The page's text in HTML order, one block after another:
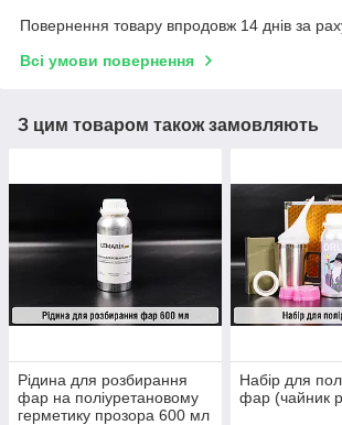
Повернення товару впродовж 14 днів за
Всі умови повернення
З цим товаром також замовляють
Рідина для розбирання
фар на поліуретановому
герметику прозора 600 мл
Набір для
фар (чайник